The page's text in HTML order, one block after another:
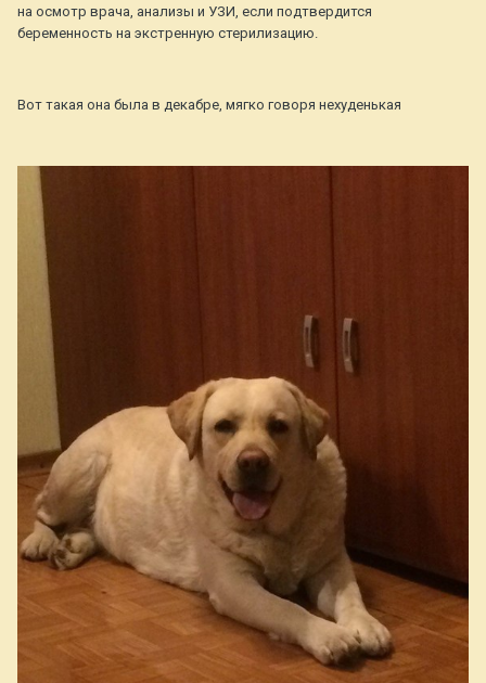
на осмотр врача, анализы и УЗИ, если подтвердится
беременность на экстренную стерилизацию.
Вот такая она была в декабре, мягко говоря нехуденькая